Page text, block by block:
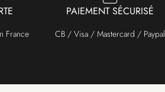
France
PAIEMENT SÉCURISÉ
CB / Visa / Mastercard / Paypal